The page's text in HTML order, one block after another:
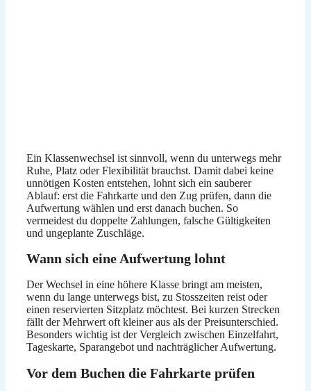
Ein Klassenwechsel ist sinnvoll, wenn du unterwegs mehr
Ruhe, Platz oder Flexibilität brauchst. Damit dabei keine
unnötigen Kosten entstehen, lohnt sich ein sauberer
Ablauf: erst die Fahrkarte und den Zug prüfen, dann die
Aufwertung wählen und erst danach buchen. So
vermeidest du doppelte Zahlungen, falsche Gültigkeiten
und ungeplante Zuschläge.
Wann sich eine Aufwertung lohnt
Der Wechsel in eine höhere Klasse bringt am meisten,
wenn du lange unterwegs bist, zu Stosszeiten reist oder
einen reservierten Sitzplatz möchtest. Bei kurzen Strecken
fällt der Mehrwert oft kleiner aus als der Preisunterschied.
Besonders wichtig ist der Vergleich zwischen Einzelfahrt,
Tageskarte, Sparangebot und nachträglicher Aufwertung.
Vor dem Buchen die Fahrkarte prüfen